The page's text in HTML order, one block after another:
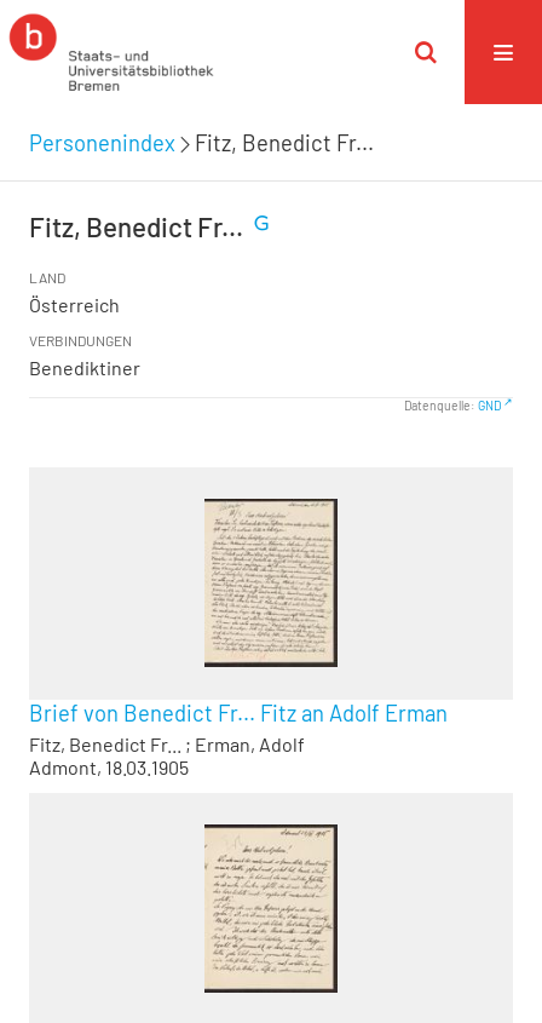
Personenindex Fitz, Benedict Fr...
Fitz, Benedict Fr...
LAND
Österreich
VERBINDUNGEN
Benediktiner
Datenquelle: GND
Brief von Benedict Fr... Fitz an Adolf Erman
Fitz, Benedict Fr... ; Erman, Adolf
Admont, 18.03.1905